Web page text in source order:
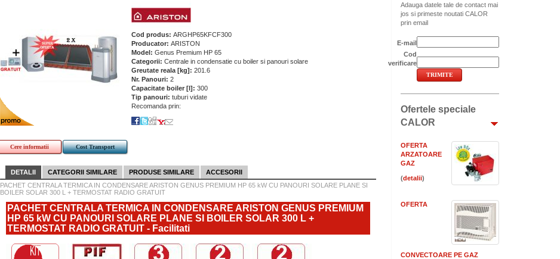
Cod produs: ARGHP65KFCF300
Producator: ARISTON
Model: Genus Premium HP 65
Categorii: Centrale in condensatie cu boiler si panouri solare
Greutate reala [kg]: 201.6
Nr. Panouri: 2
Capacitate boiler [l]: 300
Tip panouri: tuburi vidate
Recomanda prin:
Cere informatii Cost Transport
DETALII CATEGORII SIMILARE PRODUSE SIMILARE
ACCESORII
PACHET CENTRALA TERMICA IN CONDENSARE ARISTON GENUS PREMIUM HP 65 kW CU PANOURI SOLARE PLANE SI
BOILER SOLAR 300 L + TERMOSTAT RADIO GRATUIT
PACHET CENTRALA TERMICA IN CONDENSARE ARISTON GENUS PREMIUM
HP 65 kW CU PANOURI SOLARE PLANE SI BOILER SOLAR 300 L +
TERMOSTAT RADIO GRATUIT - Facilitati
Adauga datele tale de contact mai
jos si primeste noutati CALOR
prin email
E-mail
Cod
verificare
Ofertele speciale
CALOR
OFERTA
ARZATOARE
GAZ
( )
OFERTA
CONVECTOARE PE GAZ